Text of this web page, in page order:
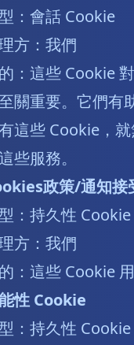
：會話 Cookie
方：我們
：這些 Cookie
關重要。它們有
這些 Cookie，
些服務。
政策/通知接
：持久性 Cookie
方：我們
：這些 Cookie
性 Cookie
：持久性 Cookie